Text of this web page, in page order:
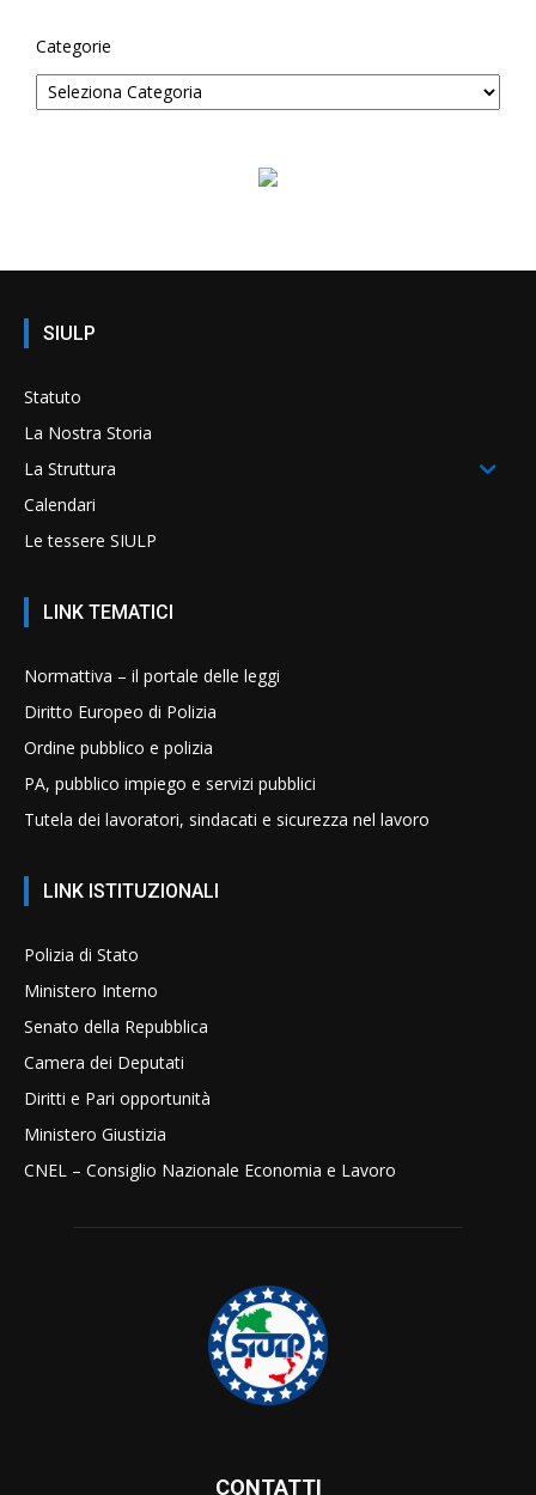
Categorie
SIULP
Statuto
La Nostra Storia
La Struttura
Calendari
Le tessere SIULP
LINK TEMATICI
Normattiva – il portale delle leggi
Diritto Europeo di Polizia
Ordine pubblico e polizia
PA, pubblico impiego e servizi pubblici
Tutela dei lavoratori, sindacati e sicurezza nel lavoro
LINK ISTITUZIONALI
Polizia di Stato
Ministero Interno
Senato della Repubblica
Camera dei Deputati
Diritti e Pari opportunità
Ministero Giustizia
CNEL – Consiglio Nazionale Economia e Lavoro
CONTATTI